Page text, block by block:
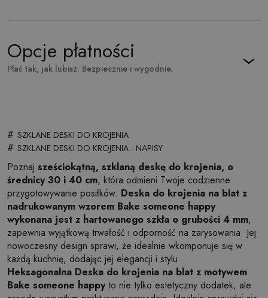
Opcje płatności
Płać tak, jak lubisz. Bezpiecznie i wygodnie.
# SZKLANE DESKI DO KROJENIA
# SZKLANE DESKI DO KROJENIA - NAPISY
Poznaj sześciokątną, szklaną deskę do krojenia, o
średnicy 30 i 40 cm, która odmieni Twoje codzienne
przygotowywanie posiłków. Deska do krojenia na blat z
nadrukowanym wzorem Bake someone happy
wykonana jest z hartowanego szkła o grubości 4 mm,
zapewnia wyjątkową trwałość i odporność na zarysowania. Jej
nowoczesny design sprawi, że idealnie wkomponuje się w
każdą kuchnię, dodając jej elegancji i stylu.
Heksagonalna Deska do krojenia na blat z motywem
Bake someone happyto nie tylko estetyczny dodatek, ale